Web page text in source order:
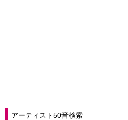
アーティスト50音検索